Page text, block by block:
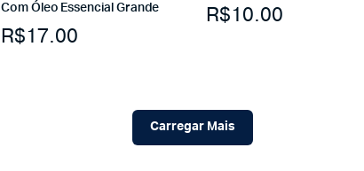
Com Óleo Essencial Grande
R$17.00
R$10.00
Carregar Mais